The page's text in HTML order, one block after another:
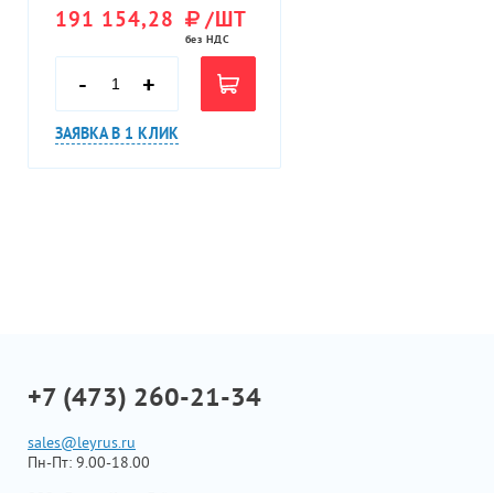
191 154,28 /ШТ
без НДС
- +
ЗАЯВКА В 1 КЛИК
+7 (473) 260-21-34
sales@leyrus.ru
Пн-Пт: 9.00-18.00